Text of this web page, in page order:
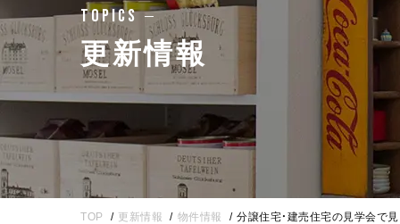
TOPICS
更新情報
TOP 更新情報 物件情報 分譲住宅・建売住宅の見学会で